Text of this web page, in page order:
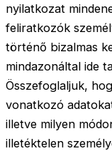
nyilatkozat
feliratkozók
történő bizalmas
mindazonáltal ide
Összefoglaljuk,
vonatkozó
illetve milyen
illetéktelen